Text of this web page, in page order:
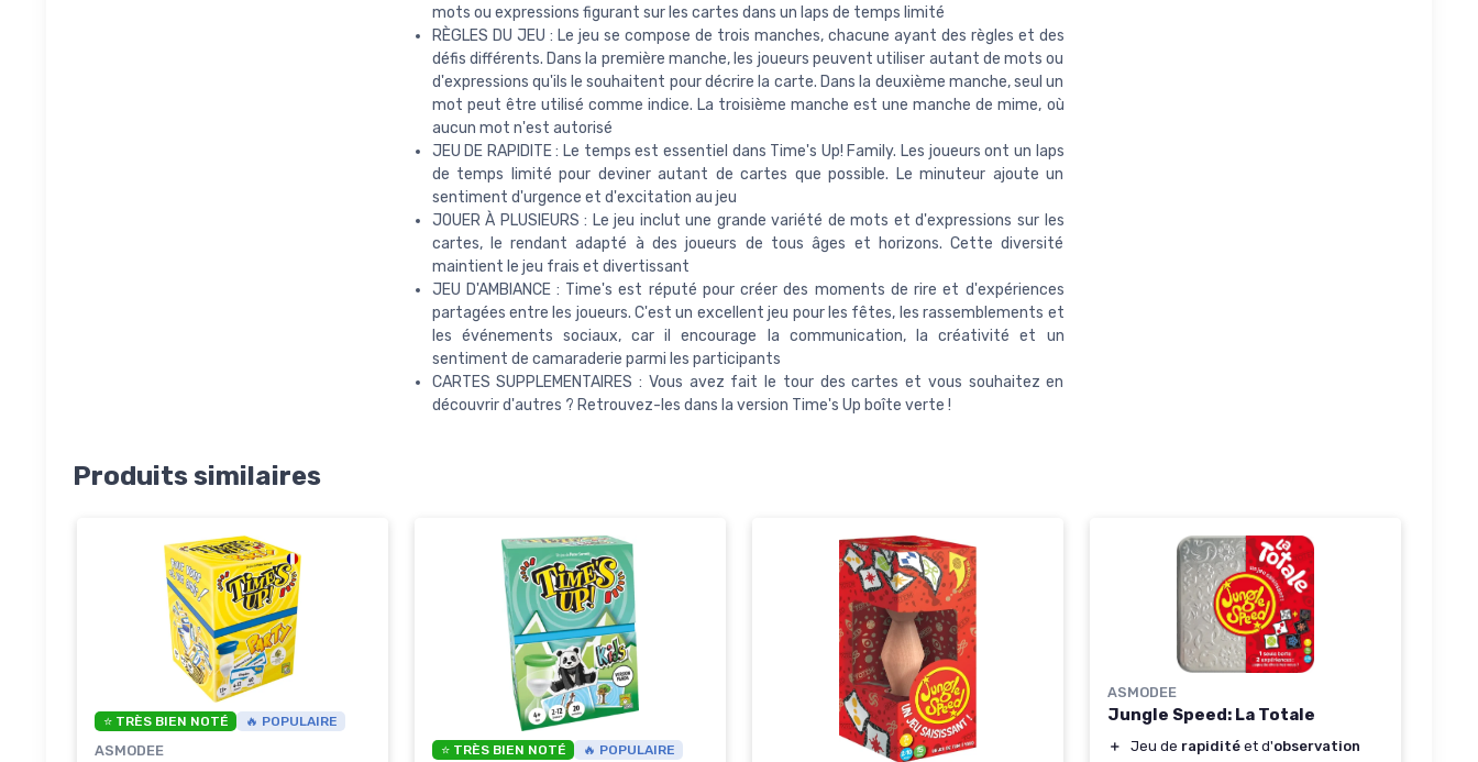
mots ou expressions figurant sur les cartes dans un laps de temps limité
RÈGLES DU JEU : Le jeu se compose de trois manches, chacune ayant des règles et des
défis différents. Dans la première manche, les joueurs peuvent utiliser autant de mots ou
d'expressions qu'ils le souhaitent pour décrire la carte. Dans la deuxième manche, seul un
mot peut être utilisé comme indice. La troisième manche est une manche de mime, où
aucun mot n'est autorisé
JEU DE RAPIDITE : Le temps est essentiel dans Time's Up! Family. Les joueurs ont un laps
de temps limité pour deviner autant de cartes que possible. Le minuteur ajoute un
sentiment d'urgence et d'excitation au jeu
JOUER À PLUSIEURS : Le jeu inclut une grande variété de mots et d'expressions sur les
cartes, le rendant adapté à des joueurs de tous âges et horizons. Cette diversité
maintient le jeu frais et divertissant
JEU D'AMBIANCE : Time's est réputé pour créer des moments de rire et d'expériences
partagées entre les joueurs. C'est un excellent jeu pour les fêtes, les rassemblements et
les événements sociaux, car il encourage la communication, la créativité et un
sentiment de camaraderie parmi les participants
CARTES SUPPLEMENTAIRES : Vous avez fait le tour des cartes et vous souhaitez en
découvrir d'autres ? Retrouvez-les dans la version Time's Up boîte verte !
Produits similaires
⭐ TRÈS BIEN NOTÉ 🔥 POPULAIRE
ASMODEE ⭐ TRÈS BIEN NOTÉ 🔥 POPULAIRE
ASMODEE
Jungle Speed: La Totale
＋ Jeu de rapidité et d'observation